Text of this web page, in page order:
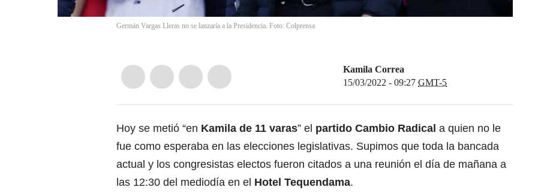
Germán Vargas Lleras no se lanzaría a la Presidencia. Foto: Colprensa
Kamila Correa
15/03/2022 - 09:27 GMT-5
Hoy se metió “en Kamila de 11 varas” el partido Cambio Radical a quien no le
fue como esperaba en las elecciones legislativas. Supimos que toda la bancada
actual y los congresistas electos fueron citados a una reunión el día de mañana a
las 12:30 del mediodía en el Hotel Tequendama.